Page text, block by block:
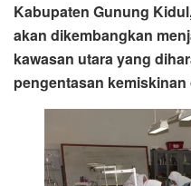
Kabupaten Gunung
akan dikembangkan
kawasan utara yang
pengentasan